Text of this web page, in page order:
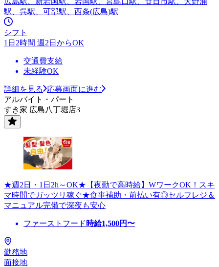
駅、呉駅、可部駅、西条(広島)駅
シフト
1日2時間 週2日からOK
交通費支給
未経験OK
詳細を見る
応募画面に進む
アルバイト・パート
すき家 広島八丁堀店3
★週2日・1日2h～OK★【夜勤で高時給】WワークOK！スキ
マ時間でガッツリ稼ぐ★食事補助・前払い有◎セルフレジ＆
マニュアル完備で深夜も安心
ファーストフード 時給1,500円〜
勤務地
面接地